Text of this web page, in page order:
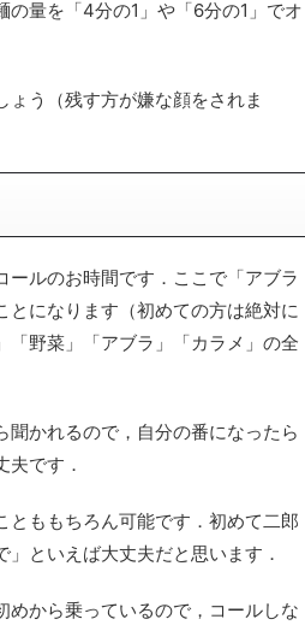
の量を「4分の1」や「6分の1」でオ
う（残す方が嫌な顔をされま
ルのお時間です．ここで「アブラ
になります（初めての方は絶対に
「野菜」「アブラ」「カラメ」の全
かれるので，自分の番になったら
です．
とももちろん可能です．初めて二郎
といえば大丈夫だと思います．
めから乗っているので，コールしな